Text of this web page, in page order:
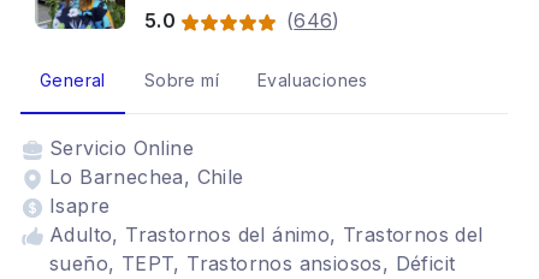
5.0
(646)
General Sobre mí Evaluaciones
Servicio Online
Lo Barnechea, Chile
Isapre
Adulto, Trastornos del ánimo, Trastornos del
sueño, TEPT, Trastornos ansiosos, Déficit